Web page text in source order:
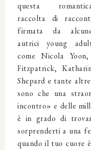
questa
raccolta di
firmata da
autrici young
come Nicola
Fitzpatrick,
Shepard e tante
sono che una
incontro» e delle
è in grado di
sorprenderti a una
quando il tuo cuore